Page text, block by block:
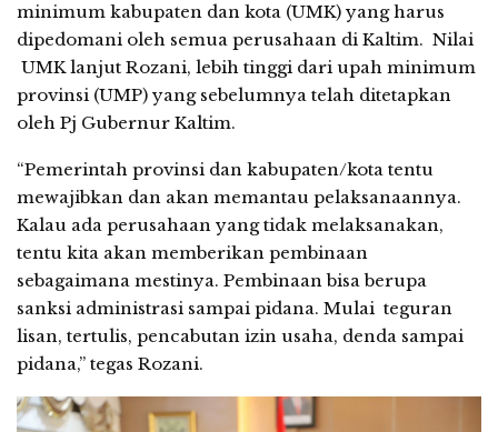
minimum kabupaten dan kota (UMK) yang harus
dipedomani oleh semua perusahaan di Kaltim. Nilai
UMK lanjut Rozani, lebih tinggi dari upah minimum
provinsi (UMP) yang sebelumnya telah ditetapkan
oleh Pj Gubernur Kaltim.
“Pemerintah provinsi dan kabupaten/kota tentu
mewajibkan dan akan memantau pelaksanaannya.
Kalau ada perusahaan yang tidak melaksanakan,
tentu kita akan memberikan pembinaan
sebagaimana mestinya. Pembinaan bisa berupa
sanksi administrasi sampai pidana. Mulai teguran
lisan, tertulis, pencabutan izin usaha, denda sampai
pidana,” tegas Rozani.